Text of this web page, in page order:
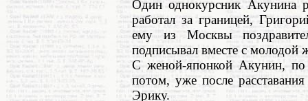
Один однокурсник Акунина
работал за границей,
ему из Москвы
подписывал вместе с молодой
С женой-японкой Акунин, по
потом, уже после
Эрику.